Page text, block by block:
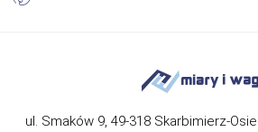
ul. Smaków 9, 49-318 Skarbimierz-